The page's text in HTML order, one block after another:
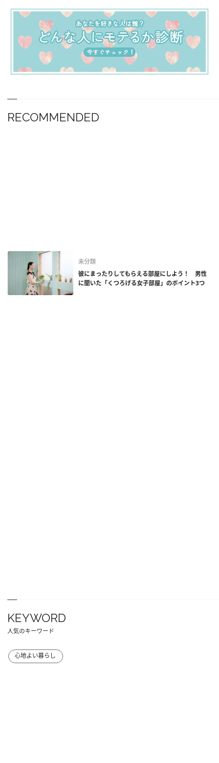
RECOMMENDED
未分類
彼にまったりしてもらえる部屋にしよう！ 男性
に聞いた「くつろげる女子部屋」のポイント3つ
KEYWORD
人気のキーワード
心地よい暮らし